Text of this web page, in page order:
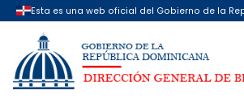
Saltar al contenido principal